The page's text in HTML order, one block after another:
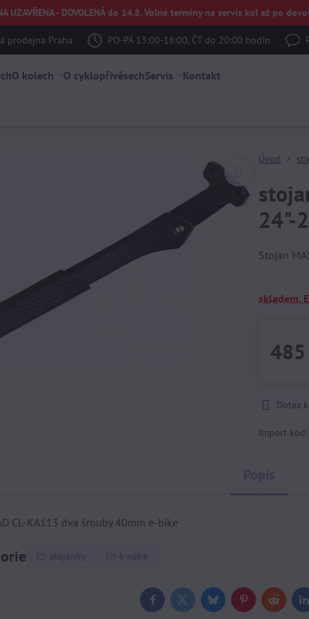
UZAVŘENA - DOVOLENÁ do 14.8. Volné termíny na servis kol až po
prodejna Praha PO-PÁ 13:00-18:00, ČT do 20:00 hodin
O kolech O cyklopřívěsechServis Kontakt
Úvod
24"-
Stojan
skladem,
485
Dotaz
Import kód:
CL-KA113 dva šrouby 40mm e-bike
FacebookTwitterBlueskyPinterestReddit